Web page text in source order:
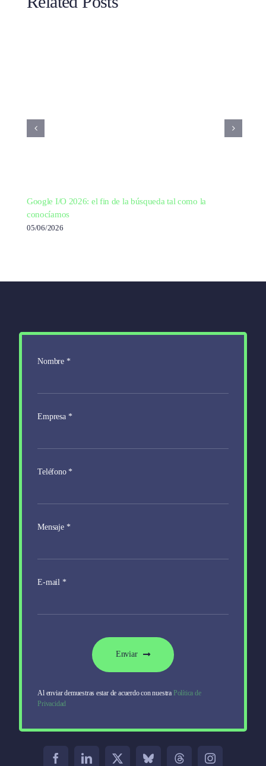
Google I/O 2026: el fin de la búsqueda tal como la
conocíamos
05/06/2026
Nombre *
Empresa *
Teléfono *
Mensaje *
E-mail *
Enviar
Al enviar demuestras estar de acuerdo con nuestra Política de
Privacidad